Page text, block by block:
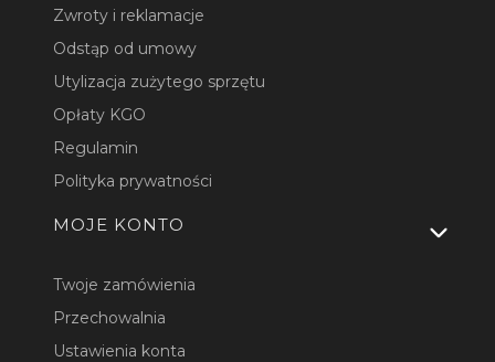
Zwroty i reklamacje
Odstąp od umowy
Utylizacja zużytego sprzętu
Opłaty KGO
Regulamin
Polityka prywatności
MOJE KONTO
Twoje zamówienia
Przechowalnia
Ustawienia konta